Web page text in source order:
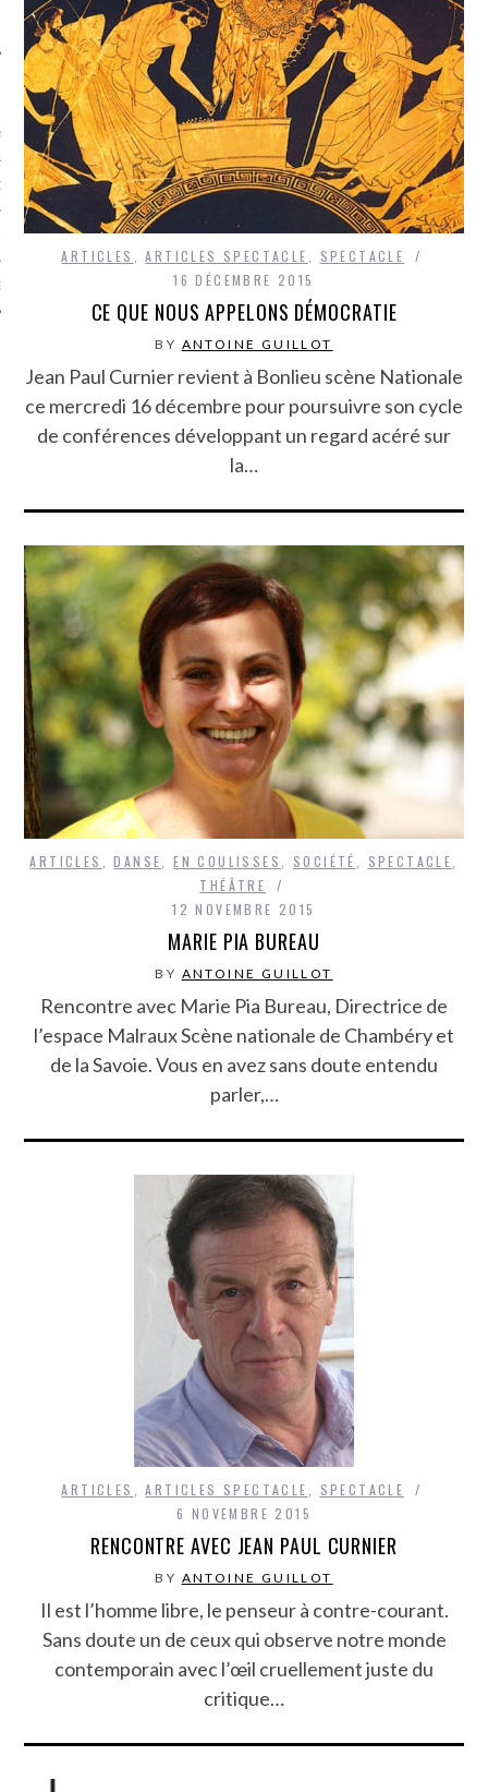
CARAVELLE
CARAVELLE
PODCAST
ARTICLES ,ARTICLES SPECTACLE
SPECTACLE
16 DÉCEMBRE 2015
CE QUE NOUS APPELONS DÉMOCRATIE
BY ANTOINE GUILLOT
Jean Paul Curnier revient à Bonlieu scène Nationale
ce mercredi 16 décembre pour poursuivre son cycle
de conférences développant un regard acéré sur
la…
ARTICLES ,DANSE ,EN COULISSES SOCIÉTÉ SPECTACLE
THÉÂTRE
12 NOVEMBRE 2015
MARIE PIA BUREAU
BY ANTOINE GUILLOT
Rencontre avec Marie Pia Bureau, Directrice de
l’espace Malraux Scène nationale de Chambéry et
de la Savoie. Vous en avez sans doute entendu
parler,…
ARTICLES ,ARTICLES SPECTACLE, SPECTACLE
6 NOVEMBRE 2015
RENCONTRE AVEC JEAN PAUL CURNIER
BY ANTOINE GUILLOT
Il est l’homme libre, le penseur à contre-courant.
Sans doute un de ceux qui observe notre monde
contemporain avec l’œil cruellement juste du
critique…